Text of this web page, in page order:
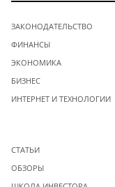
ЗАКОНОДАТЕЛЬСТВО
ФИНАНСЫ
ЭКОНОМИКА
БИЗНЕС
ИНТЕРНЕТ И ТЕХНОЛОГИИ
СТАТЬИ
ОБЗОРЫ